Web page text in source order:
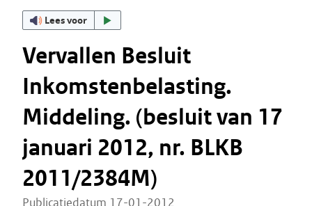
Lees voor
Vervallen Besluit
Inkomstenbelasting.
Middeling. (besluit van 17
januari 2012, nr. BLKB
2011/2384M)
Publicatiedatum 17-01-2012